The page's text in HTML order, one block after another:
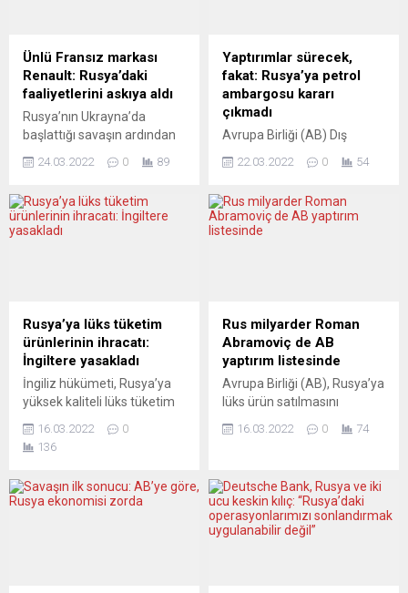
“Rusya’yı askeri güçlerini ve
teçhizatını tüm Ukrayna
topraklarından çekmeye
çağırıyoruz” ifadesi
kullanıldı. Hastaneler ve
okullar dahil olmak üzere
Ukrayna halkına ve sivil
Rus demir yolları, Alfa Bank
ve Wagner Grubu dahil
Rusya’nın Ukrayna’yı
işgaline yardım...
Ünlü Fransız markası
Renault: Rusya’daki
faaliyetlerini askıya aldı
Rusya’nın Ukrayna’da
başlattığı savaşın ardından
Moskova’da faaliyetlerine
devam etmesi nedeniyle
Fransız otomobil üreticisi
Renault, Rusya’daki üretim
üretim tesisindeki
faaliyetleri bugün itibarıyla
askıya alındı“ ifadesi
kullanıldı. Açıklamada,
Renault’nun Rusya’nın en
büyük otomobil üreticisi olan
AvtoVAZ’daki yüzde...
24.03.2022 0 89
Yaptırımlar sürecek,
fakat: Rusya’ya petrol
ambargosu kararı
çıkmadı
Avrupa Birliği (AB) Dış
İlişkiler ve Güvenlik Politikası
Yüksek Temsilcisi Josep
savunma bakanlarının
Rusya’ya petrol ambargosu
dışişleri ve savunma
bakanları toplantılarının
ardından basına yaptığı
açıklamada, Ukrayna’ya
saldırıları nedeniyle
Rusya’ya yaptırımların
süreceğini ancak bu hafta
22.03.2022 0 54
Rusya’ya lüks tüketim
ürünlerinin ihracatı:
İngiltere yasakladı
İngiliz hükümeti, Rusya’ya
yüksek kaliteli lüks tüketim
yasaklarken Rusya’dan
gelen bazı ithalat
vergisinin getirilmesine
karar verildiğini bildirdi.
16.03.2022
0
136
Rus milyarder Roman
Abramoviç de AB
yaptırım listesinde
Avrupa Birliği (AB), Rusya’ya
lüks ürün satılmasını
milyarder Roman
uygulamaya başladı. AB’nin
Rusya-Ukrayna savaşı
nedeniyle hazırladığı
16.03.2022 0 74